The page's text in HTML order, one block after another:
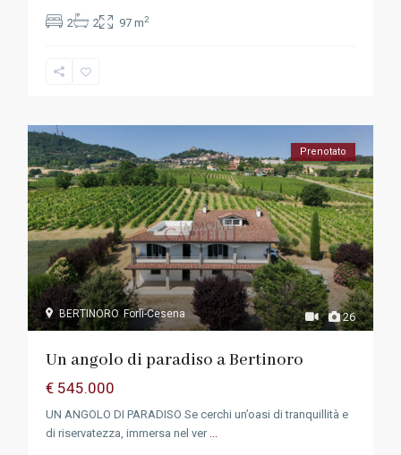
2 2 97 m2
26
BERTINORO Forlì-Cesena
Prenotato
Un angolo di paradiso a Bertinoro
€ 545.000
UN ANGOLO DI PARADISO Se cerchi un’oasi di tranquillità e
di riservatezza, immersa nel ver ...